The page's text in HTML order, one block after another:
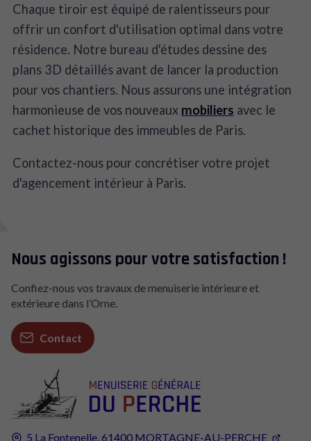
Chaque tiroir est équipé de ralentisseurs pour
offrir un confort d'utilisation optimal dans votre
résidence. Notre bureau d'études dessine des
plans 3D détaillés avant de lancer la production
pour vos chantiers. Nous assurons une intégration
harmonieuse de vos nouveaux mobiliers avec le
cachet historique des immeubles de Paris.
Contactez-nous pour concrétiser votre projet
d'agencement intérieur à Paris.
5 La Fontenelle, 61400 MORTAGNE-AU-PERCHE
Nous agissons pour votre satisfaction !
Confiez-nous vos travaux de menuiserie intérieure et
extérieure dans l’Orne.
Contact